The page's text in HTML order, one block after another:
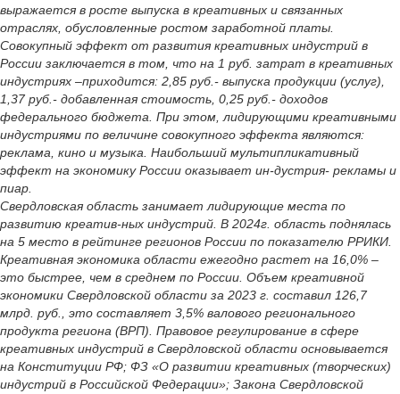
выражается в росте выпуска в креативных и связанных
отраслях, обусловленные ростом заработной платы.
Совокупный эффект от развития креативных индустрий в
России заключается в том, что на 1 руб. затрат в креативных
индустриях –приходится: 2,85 руб.- выпуска продукции (услуг),
1,37 руб.- добавленная стоимость, 0,25 руб.- доходов
федерального бюджета. При этом, лидирующими креативными
индустриями по величине совокупного эффекта являются:
реклама, кино и музыка. Наибольший мультипликативный
эффект на экономику России оказывает ин-дустрия- рекламы и
пиар.
Свердловская область занимает лидирующие места по
развитию креатив-ных индустрий. В 2024г. область поднялась
на 5 место в рейтинге регионов России по показателю РРИКИ.
Креативная экономика области ежегодно растет на 16,0% –
это быстрее, чем в среднем по России. Объем креативной
экономики Свердловской области за 2023 г. составил 126,7
млрд. руб., это составляет 3,5% валового регионального
продукта региона (ВРП). Правовое регулирование в сфере
креативных индустрий в Свердловской области основывается
на Конституции РФ; ФЗ «О развитии креативных (творческих)
индустрий в Российской Федерации»; Закона Свердловской